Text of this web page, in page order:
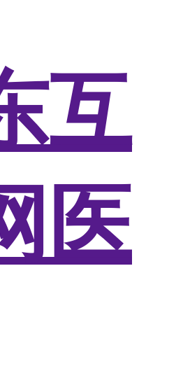
互
医